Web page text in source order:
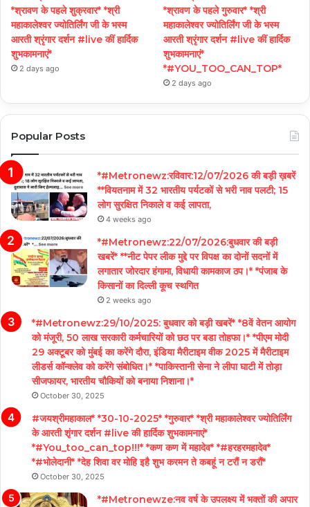
*श्रावण के पहले शुक्रवार* *श्री
महाकालेश्वर ज्योतिर्लिंग जी के भस्म
आरती श्रृंगार दर्शन #live कीं हार्दिक
शुभकामनाएं*
2 days ago
*श्रावण के पहले गुरुवार* *श्री
महाकालेश्वर ज्योतिर्लिंग जी के भस्म
आरती श्रृंगार दर्शन #live कीं हार्दिक
शुभकामनाएं*
*#YOU_TOO_CAN_TOP*
2 days ago
Popular Posts
*#Metronewz:रविवार:12/07/2026 की बड़ी ख़बरें
**वियतनाम में 32 भारतीय पर्यटकों से भरी नाव पलटी; 15
लोग सुरक्षित निकाले व कई लापता,
4 weeks ago
*#Metronewz:22/07/2026:बुधवार की बड़ी
खबरें* **नीट पेपर लीक मुद्दे पर विपक्ष का दोनों सदनों में
लगातार जोरदार हंगामा, विधायी कामकाज ठप।* *पंजाब के
किसानों का दिल्ली कूच स्थगित
2 weeks ago
*#Metronewz:29/10/2025: बुधवार को बड़ी खबरें* *8वें वेतन आयोग
को मंजूरी, 50 लाख सरकारी कर्मचारियों को छठ पर बडा तोहफा।* *पीएम मोदी
29 अक्टूबर को मुंबई का करेंगे दौरा, इंडिया मैरीटाइम वीक 2025 में मैरीटाइम
लीडर्स कॉन्क्लेव को करेंगे संबोधित।* *पाकिस्तानी सेना ने लीपा घाटी में तोड़ा
सीजफायर, भारतीय चौकियों को बनाया निशाना।*
October 30, 2025
#जयश्रीमहाकाल* *30-10-2025* *गुरुवार* *श्री महाकालेश्वर ज्योतिर्लिंग
के आरती शृंगार दर्शन #live की हार्दिक शुभकामनाएं*
*#You_too_can_top!!!* *कण कण में महादेव* *#हरहरमहादेव*
*#भोलेदानी* *देह शिवा वर मोहि इहै शुभ करमन ते कबहूं न टरौं न डरौं*
October 30, 2025
*#Metronewze:नव वर्ष के उपलक्ष्य में भक्तों की अपार